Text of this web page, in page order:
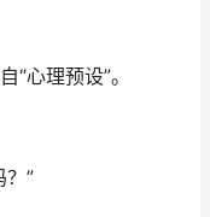
心理预设”。
”